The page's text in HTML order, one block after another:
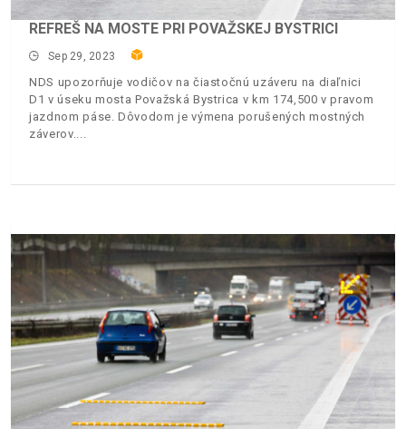
REFREŠ NA MOSTE PRI POVAŽSKEJ BYSTRICI
Sep 29, 2023
NDS upozorňuje vodičov na čiastočnú uzáveru na diaľnici
D1 v úseku mosta Považská Bystrica v km 174,500 v pravom
jazdnom páse. Dôvodom je výmena porušených mostných
záverov.